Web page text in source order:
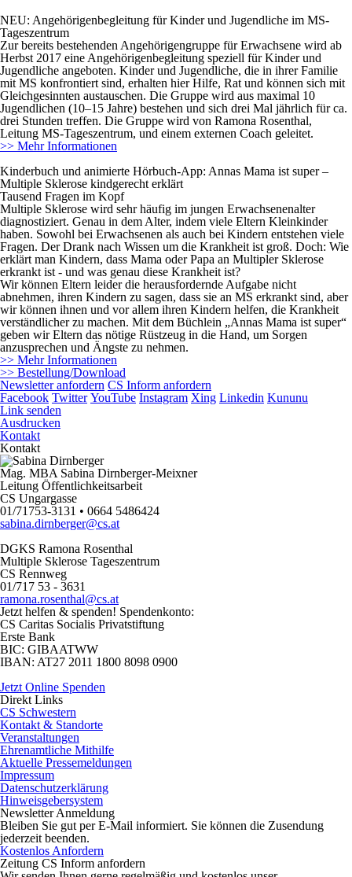
NEU: Angehörigenbegleitung für Kinder und Jugendliche im MS-
Tageszentrum
Zur bereits bestehenden Angehörigengruppe für Erwachsene wird ab
Herbst 2017 eine Angehörigenbegleitung speziell für Kinder und
Jugendliche angeboten. Kinder und Jugendliche, die in ihrer Familie
mit MS konfrontiert sind, erhalten hier Hilfe, Rat und können sich mit
Gleichgesinnten austauschen. Die Gruppe wird aus maximal 10
Jugendlichen (10–15 Jahre) bestehen und sich drei Mal jährlich für ca.
drei Stunden treffen. Die Gruppe wird von Ramona Rosenthal,
Leitung MS-Tageszentrum, und einem externen Coach geleitet.
>> Mehr Informationen
Kinderbuch und animierte Hörbuch-App: Annas Mama ist super –
Multiple Sklerose kindgerecht erklärt
Tausend Fragen im Kopf
Multiple Sklerose wird sehr häufig im jungen Erwachsenenalter
diagnostiziert. Genau in dem Alter, indem viele Eltern Kleinkinder
haben. Sowohl bei Erwachsenen als auch bei Kindern entstehen viele
Fragen. Der Drank nach Wissen um die Krankheit ist groß. Doch: Wie
erklärt man Kindern, dass Mama oder Papa an Multipler Sklerose
erkrankt ist - und was genau diese Krankheit ist?
Wir können Eltern leider die herausfordernde Aufgabe nicht
abnehmen, ihren Kindern zu sagen, dass sie an MS erkrankt sind, aber
wir können ihnen und vor allem ihren Kindern helfen, die Krankheit
verständlicher zu machen. Mit dem Büchlein „Annas Mama ist super“
geben wir Eltern das nötige Rüstzeug in die Hand, um Sorgen
anzusprechen und Ängste zu nehmen.
>> Mehr Informationen
>> Bestellung/Download
Newsletter anfordern CS Inform anfordern
Facebook Twitter YouTube Instagram Xing Linkedin Kununu
Link senden
Ausdrucken
Kontakt
Kontakt
Mag. MBA Sabina Dirnberger-Meixner
Leitung Öffentlichkeitsarbeit
CS Ungargasse
01/71753-3131 • 0664 5486424
sabina.dirnberger@cs.at
DGKS Ramona Rosenthal
Multiple Sklerose Tageszentrum
CS Rennweg
01/717 53 - 3631
ramona.rosenthal@cs.at
Jetzt helfen & spenden! Spendenkonto:
CS Caritas Socialis Privatstiftung
Erste Bank
BIC: GIBAATWW
IBAN: AT27 2011 1800 8098 0900
Jetzt Online Spenden
Direkt Links
CS Schwestern
Kontakt & Standorte
Veranstaltungen
Ehrenamtliche Mithilfe
Aktuelle Pressemeldungen
Impressum
Datenschutzerklärung
Hinweisgebersystem
NewsletterAnmeldung
Bleiben Sie gut per E-Mail informiert. Sie können die Zusendung
jederzeit beenden.
Kostenlos Anfordern
Zeitung CS Inform anfordern